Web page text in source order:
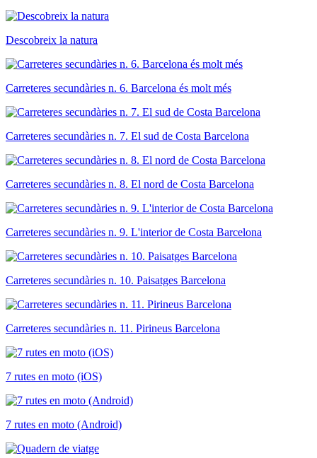
Descobreix la natura
Carreteres secundàries n. 6. Barcelona és molt més
Carreteres secundàries n. 7. El sud de Costa Barcelona
Carreteres secundàries n. 8. El nord de Costa Barcelona
Carreteres secundàries n. 9. L'interior de Costa Barcelona
Carreteres secundàries n. 10. Paisatges Barcelona
Carreteres secundàries n. 11. Pirineus Barcelona
7 rutes en moto (iOS)
7 rutes en moto (Android)